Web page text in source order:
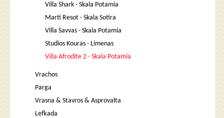
Villa Shark - Skala Potamia
Marti Resot - Skala Sotira
Villa Savvas - Skala Potamia
Studios Kouras - Limenas
Villa Afrodite 2 - Skala Potamia
Vrachos
Parga
Vrasna & Stavros & Asprovalta
Lefkada